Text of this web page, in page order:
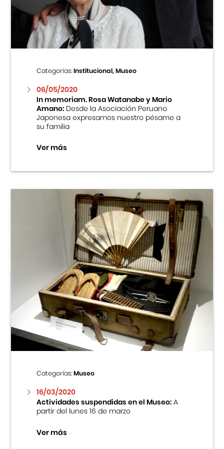
Centro Cultural Peruano Japonés
Cursos
Museo de la Inmigración Japonesa
Fondo Editorial
Teatro Peruano Japonés
Categorías:Institucional, Museo
06/05/2020
In memoriam. Rosa Watanabe y Mario
Amano:Desde la Asociación Peruano
Japonesa expresamos nuestro pésame a
su familia
Ver más
Categorías:Museo
16/03/2020
Actividades suspendidas en el Museo:A
partir del lunes 16 de marzo
Ver más